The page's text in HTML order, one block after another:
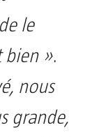
le
bien ».
nous
grande,